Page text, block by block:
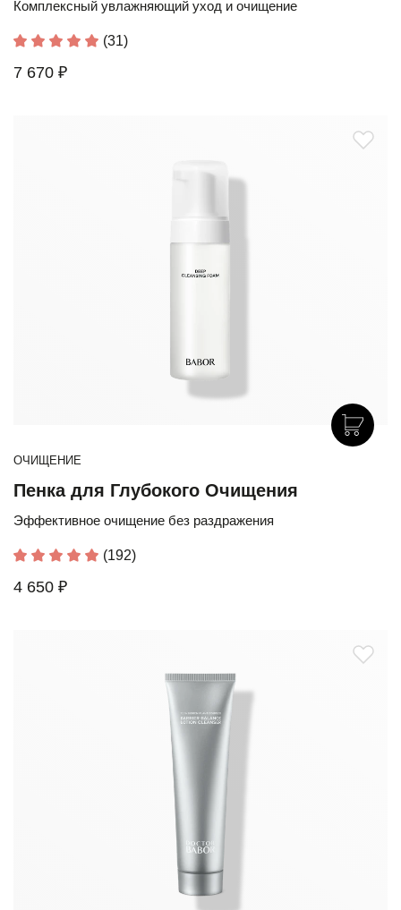
Комплексный увлажняющий уход и очищение
(31)
7 670 ₽
ОЧИЩЕНИЕ
Пенка для Глубокого Очищения
Эффективное очищение без раздражения
(192)
4 650 ₽